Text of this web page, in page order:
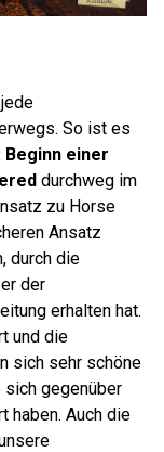
So ist es
Beginn einer
durchweg im
zu Horse
Ansatz
durch die
der
erhalten hat.
und die
sich sehr schöne
sich gegenüber
haben. Auch die